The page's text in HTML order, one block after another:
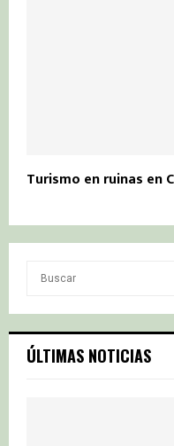
Turismo en ruinas en
c
h
ÚLTIMAS NOTICIAS